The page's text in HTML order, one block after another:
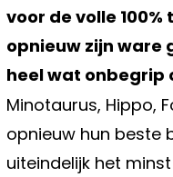
voor de volle
opnieuw zijn ware
heel wat onbegrip
Minotaurus, Hippo,
opnieuw hun beste
uiteindelijk het